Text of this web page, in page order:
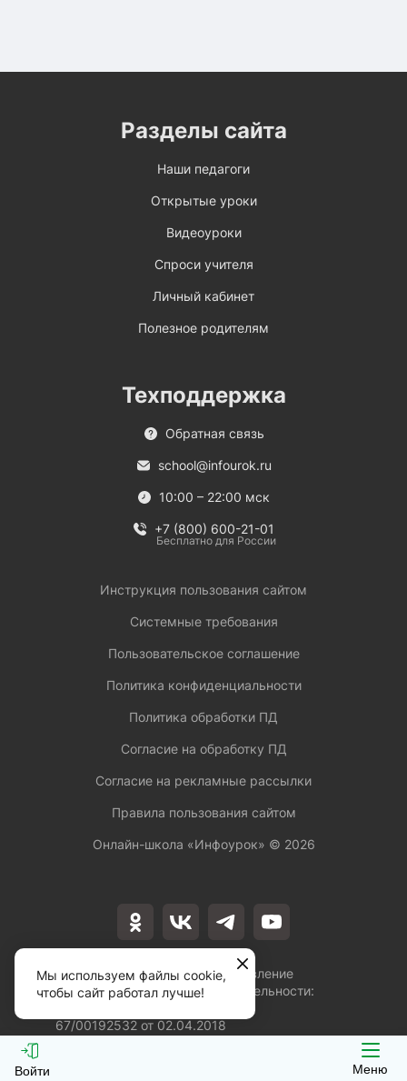
Войти Меню
Лицензия на осуществление
образовательной деятельности:
67/00192532 от 02.04.2018
Разделы сайта
Наши педагоги
Открытые уроки
Видеоуроки
Спроси учителя
Личный кабинет
Полезное родителям
Техподдержка
Обратная связь
school@infourok.ru
10:00 – 22:00 мск
+7 (800) 600-21-01
Бесплатно для России
Инструкция пользования сайтом
Системные требования
Пользовательское соглашение
Политика конфиденциальности
Политика обработки ПД
Согласие на обработку ПД
Согласие на рекламные рассылки
Правила пользования сайтом
Онлайн-школа «Инфоурок» © 2026
Мы используем файлы cookie,
чтобы сайт работал лучше!